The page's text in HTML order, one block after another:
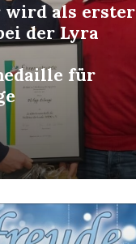
wird als erster
der Lyra
für